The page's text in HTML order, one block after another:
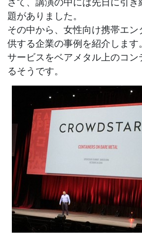
題がありました。
その中から、女性向け携帯エ
供する企業の事例を紹介します。
サービスをベアメタル上のコン
るそうです。